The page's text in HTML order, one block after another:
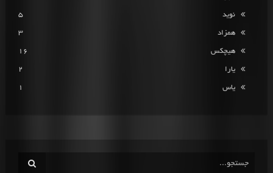
نوید 5
همزاد 3
هیچکس 16
یارا 2
یاس 1